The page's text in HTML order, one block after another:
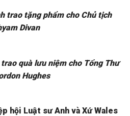
trao tặng phẩm cho Chủ tịch
Divan
quà lưu niệm cho Tổng Thư
Hughes
hội Luật sư Anh và Xứ Wales